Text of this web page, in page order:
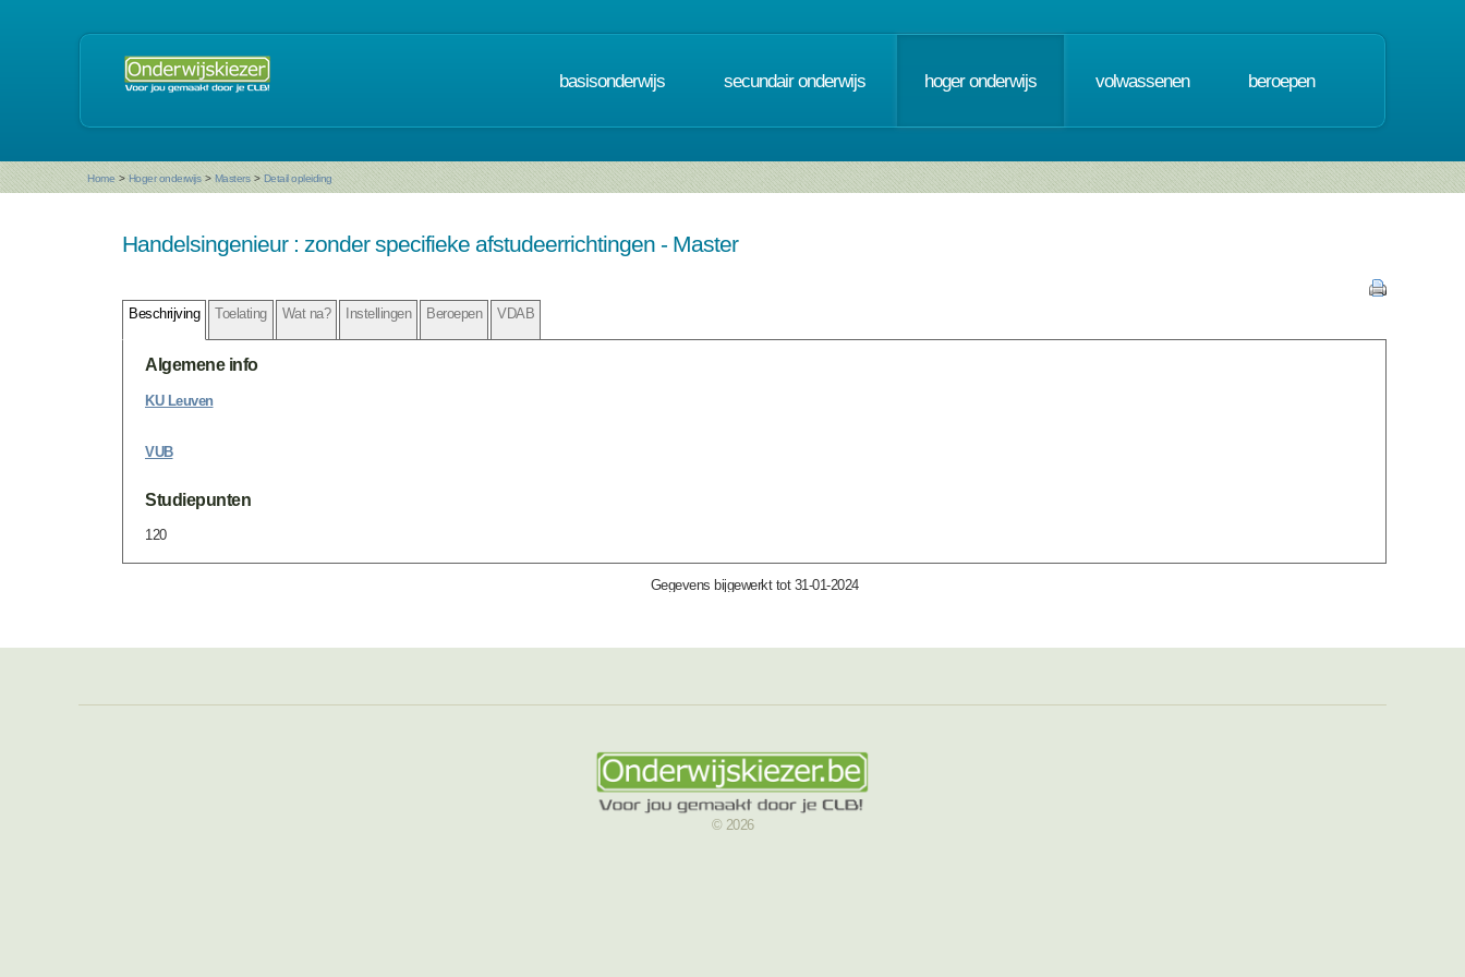
basisonderwijs secundair onderwijs hoger onderwijs volwassenen beroepen
Home > Hoger onderwijs > Masters > Detail opleiding
Handelsingenieur : zonder specifieke afstudeerrichtingen - Master
Beschrijving Toelating Wat na? Instellingen Beroepen VDAB
Algemene info
KU Leuven
VUB
Studiepunten
120
Gegevens bijgewerkt tot 31-01-2024
© 2026